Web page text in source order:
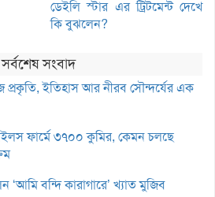
ডেইলি স্টার এর ট্রিটমেন্ট দেখে
কি বুঝলেন?
সর্বশেষ সংবাদ
ইতিহাস আর নীরব সৌন্দর্যের এক
ফার্মে ৩৭০০ কুমির, কেমন চলছে
‘আমি বন্দি কারাগারে’ খ্যাত মুজিব